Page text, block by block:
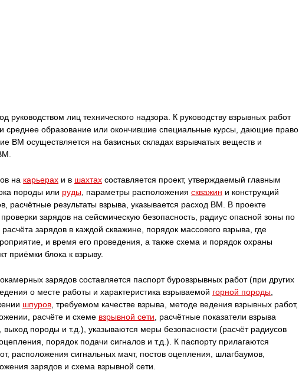
руководством лиц технического надзора. К руководству взрывных работ
образование или окончившие специальные курсы, дающие право
BM осуществляется на базисных складах взрывчатых веществ и
на карьерах и в шахтах составляется проект, утверждаемый главным
породы или руды , параметры расположения скважин и конструкций
расчётные результаты взрыва, указывается расход BM. В проекте
проверки зарядов на сейсмическую безопасность, радиус опасной зоны по
зарядов в каждой скважине, порядок массового взрыва, где
и время его проведения, а также схема и порядок охраны
приёмки блока к взрыву.
зарядов составляется паспорт буровзрывных работ (при других
о месте работы и характеристика взрываемой горной породы
шпуров , требуемом качестве взрыва, методе ведения взрывных работ,
расчёте и схеме взрывной сети , расчётные показатели взрыва
породы и т.д.), указываются меры безопасности (расчёт радиусов
оцепления, порядок подачи сигналов и т.д.). К паспорту прилагаются
расположения сигнальных мачт, постов оцепления, шлагбаумов,
зарядов и схема взрывной сети.